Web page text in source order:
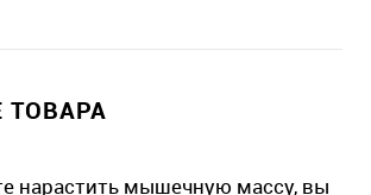
нарастить мышечную массу, вы